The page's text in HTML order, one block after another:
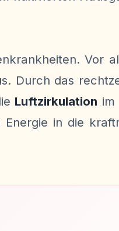
Vor
Durch das
Luftzirkulation im
in die